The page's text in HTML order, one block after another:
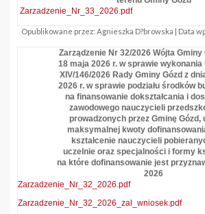
Zarzadzenie_Nr_33_2026.pdf
Opublikowane przez: Agnieszka D?browska | Data
Zarządzenie Nr 32/2026 Wójta Gminy
18 maja 2026 r. w sprawie wykonania
XIV/146/2026 Rady Gminy Gózd z
2026 r. w sprawie podziału środków
na finansowanie dokształcania i
zawodowego nauczycieli
prowadzonych przez Gminę Gózd,
maksymalnej kwoty
kształcenie nauczycieli
uczelnie oraz specjalności i formy
na które dofinansowanie jest
2026
Zarzadzenie_Nr_32_2026.pdf
Zarzadzenie_Nr_32_2026_zal_wniosek.pdf